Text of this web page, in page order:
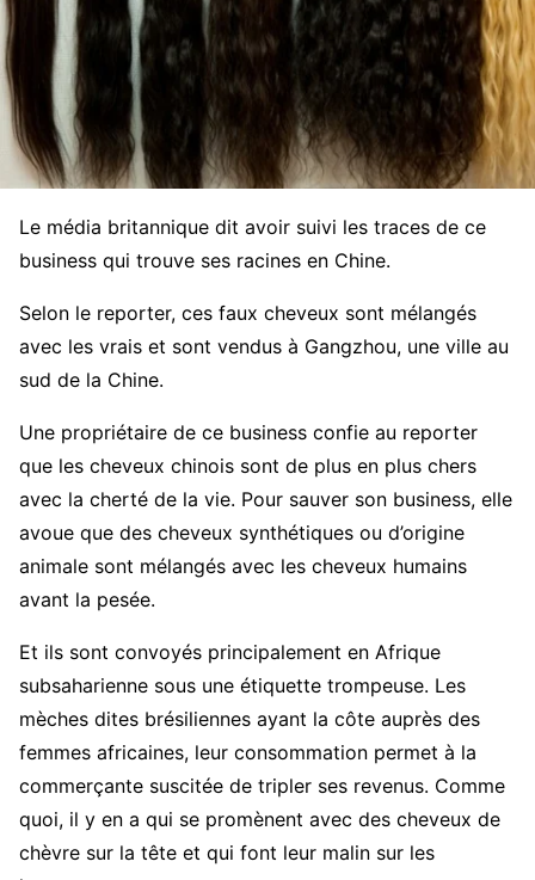
Le média britannique dit avoir suivi les traces de ce
business qui trouve ses racines en Chine.
Selon le reporter, ces faux cheveux sont mélangés
avec les vrais et sont vendus à Gangzhou, une ville au
sud de la Chine.
Une propriétaire de ce business confie au reporter
que les cheveux chinois sont de plus en plus chers
avec la cherté de la vie. Pour sauver son business, elle
avoue que des cheveux synthétiques ou d’origine
animale sont mélangés avec les cheveux humains
avant la pesée.
Et ils sont convoyés principalement en Afrique
subsaharienne sous une étiquette trompeuse. Les
mèches dites brésiliennes ayant la côte auprès des
femmes africaines, leur consommation permet à la
commerçante suscitée de tripler ses revenus. Comme
quoi, il y en a qui se promènent avec des cheveux de
chèvre sur la tête et qui font leur malin sur les